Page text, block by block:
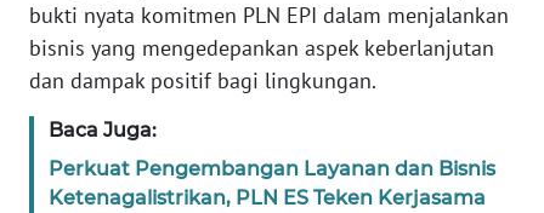
bukti nyata komitmen PLN EPI dalam menjalankan
bisnis yang mengedepankan aspek keberlanjutan
dan dampak positif bagi lingkungan.
Baca Juga:
Perkuat Pengembangan Layanan dan Bisnis
Ketenagalistrikan, PLN ES Teken Kerjasama
Wahana
News
Regional
WN
SUMUT